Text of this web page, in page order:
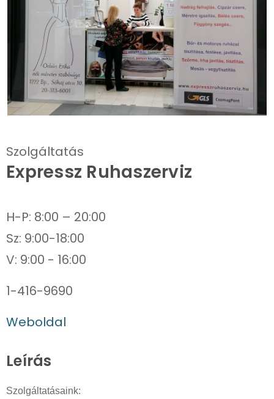
Szolgáltatás
Expressz Ruhaszerviz
H-P: 8:00 – 20:00
Sz: 9:00-18:00
1-416-9690
Weboldal
Leírás
Szolgáltatásaink: